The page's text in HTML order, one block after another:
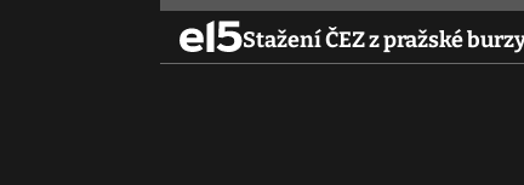
Stažení ČEZ z pražské